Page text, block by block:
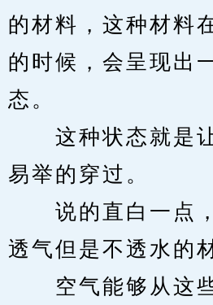
的材料，这种材料
的时候，会呈现出
态。
这种状态就是让
易举的穿过。
说的直白一点，
透气但是不透水的
空气能够从这些